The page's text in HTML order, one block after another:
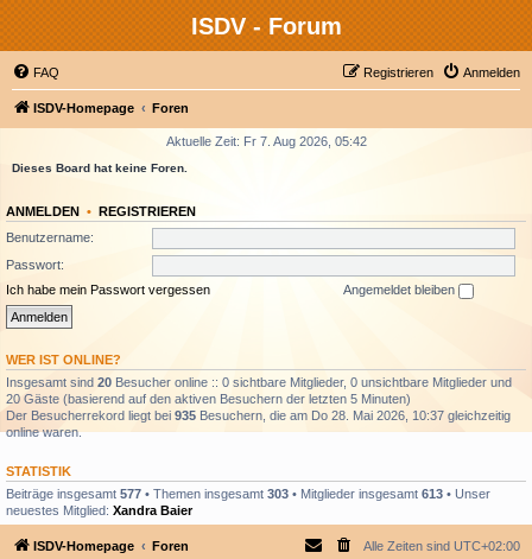
ISDV - Forum
FAQ Anmelden
Registrieren
ISDV-Homepage Foren
Aktuelle Zeit: Fr 7. Aug 2026, 05:42
Dieses Board hat keine Foren.
ANMELDEN • REGISTRIEREN
Benutzername:
Passwort:
Ich habe mein Passwort vergessen
Angemeldet bleiben
WER IST ONLINE?
Insgesamt sind 20 Besucher online :: 0 sichtbare Mitglieder, 0 unsichtbare Mitglieder und
20 Gäste (basierend auf den aktiven Besuchern der letzten 5 Minuten)
Der Besucherrekord liegt bei 935 Besuchern, die am Do 28. Mai 2026, 10:37 gleichzeitig
online waren.
STATISTIK
Beiträge insgesamt 577 • Themen insgesamt 303 • Mitglieder insgesamt 613 • Unser
neuestes Mitglied: Xandra Baier
ISDV-Homepage Foren Alle Zeiten sind UTC+02:00